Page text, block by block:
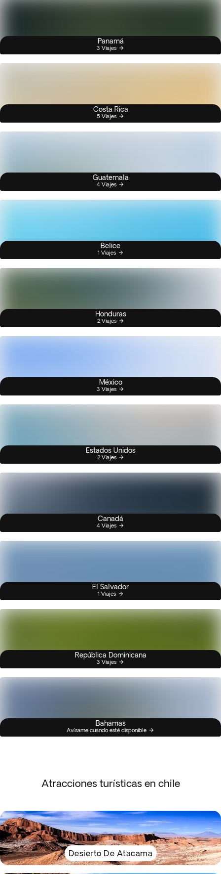
Panamá
3 Viajes
Costa Rica
5 Viajes
Guatemala
4 Viajes
Belice
1 Viajes
Honduras
2 Viajes
México
3 Viajes
Estados Unidos
2 Viajes
Canadá
4 Viajes
El Salvador
1 Viajes
República Dominicana
3 Viajes
Bahamas
Avísame cuando esté disponible
Atracciones turísticas en chile
Desierto De Atacama